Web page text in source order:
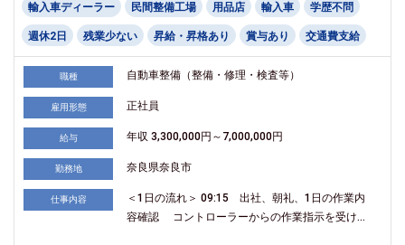
輸入車ディーラー 民間整備工場 用品店 輸入車 学歴不問
週休2日 残業少ない 昇給・昇格あり 賞与あり 交通費支給
職種 自動車整備（整備・修理・検査等）
雇用形態 正社員
給与 年収 3,300,000円～7,000,000円
勤務地 奈良県奈良市
仕事内容
＜1日の流れ＞ 09:15 出社、朝礼、1日の作業内
容確認 コントローラーからの作業指示を受け...